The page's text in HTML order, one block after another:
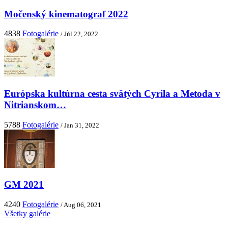
Močenský kinematograf 2022
4838 Fotogalérie / Júl 22, 2022
Európska kultúrna cesta svätých Cyrila a Metoda v
Nitrianskom…
5788 Fotogalérie / Jan 31, 2022
GM 2021
4240 Fotogalérie / Aug 06, 2021
Všetky galérie